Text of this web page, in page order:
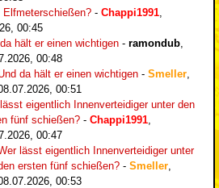
Elfmeterschießen? - Chappi1991
00:45
hält er einen wichtigen - ramondub
00:48
da hält er einen wichtigen - Smeller
00:51
eigentlich Innenverteidiger unter den
fünf schießen? - Chappi1991
00:47
lässt eigentlich Innenverteidiger unter
ersten fünf schießen? - Smeller
00:53